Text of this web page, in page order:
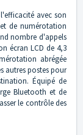
avec son
de numérotation
nombre d'appels
écran LCD de 4,3
abrégée
autres postes pour
Équipé de
Bluetooth et de
le contrôle des